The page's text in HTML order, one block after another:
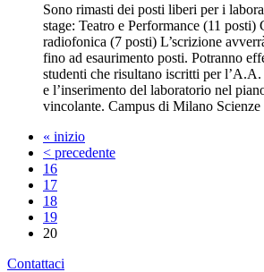
Sono rimasti dei posti liberi per i
stage: Teatro e Performance (11 posti)
radiofonica (7 posti) L’scrizione
fino ad esaurimento posti. Potranno
studenti che risultano iscritti per
e l’inserimento del laboratorio nel
vincolante. Campus di Milano
« inizio
< precedente
16
17
18
19
20
Contattaci